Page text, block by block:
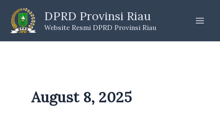
content
DPRD Provinsi Riau
Website Resmi DPRD Provinsi Riau
August 8, 2025